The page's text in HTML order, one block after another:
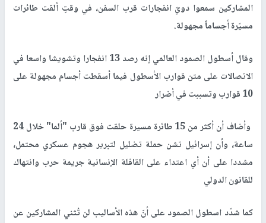
المشاركين سمعوا دويّ انفجارات قرب السفن، في وقتٍ ألقت طائرات
مسيّرة أجساماً مجهولة.
وقال أسطول الصمود العالمي إنه رصد 13 انفجارا وتشويشا واسعا في
الاتصالات على متن قوارب الأسطول فيما أسقطت أجسام مجهولة على
10 قوارب وتسببت في أضرار
وأضاف أن أكثر من 15 طائرة مسيرة حلقت فوق قارب "ألما" خلال 24
ساعة، وأن إسرائيل تشن حملة تضليل لتبرير هجوم عسكري محتمل،
مشددا على أن أي اعتداء على القافلة الإنسانية جريمة حرب وانتهاك
للقانون الدولي
كما شدّد اسطول الصمود على أنّ هذه الأساليب لن تُثني المشاركين عن